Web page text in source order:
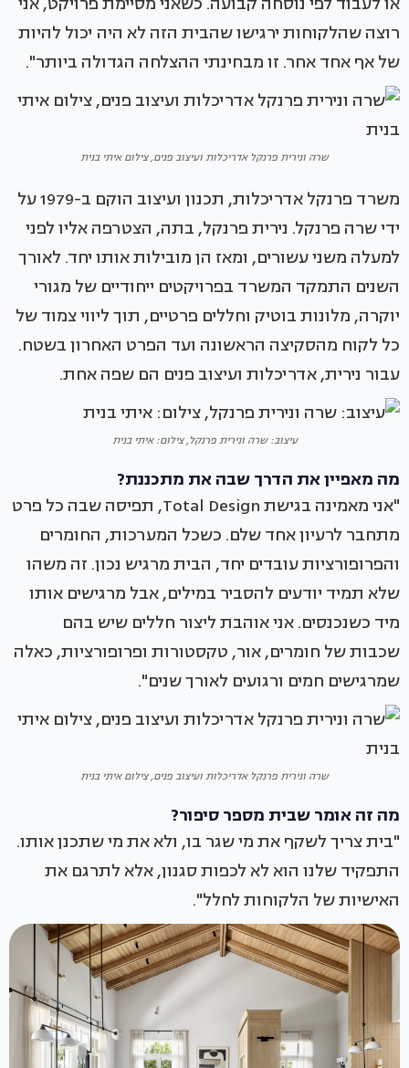
רוצה שהלקוחות ירגישו שהבית הזה לא היה יכול להיות
של אף אחד אחר. זו מבחינתי ההצלחה הגדולה ביותר".
שרה ונירית פרנקל אדריכלות ועיצוב פנים, צילום איתי בנית
משרד פרנקל אדריכלות, תכנון ועיצוב הוקם ב-1979 על
ידי שרה פרנקל. נירית פרנקל, בתה, הצטרפה אליו לפני
למעלה משני עשורים, ומאז הן מובילות אותו יחד. לאורך
השנים התמקד המשרד בפרויקטים ייחודיים של מגורי
יוקרה, מלונות בוטיק וחללים פרטיים, תוך ליווי צמוד של
כל לקוח מהסקיצה הראשונה ועד הפרט האחרון בשטח.
עבור נירית, אדריכלות ועיצוב פנים הם שפה אחת.
עיצוב: שרה ונירית פרנקל, צילום: איתי בנית
מה מאפיין את הדרך שבה את מתכננת?
"אני מאמינה בגישת Total Design, תפיסה שבה כל פרט
מתחבר לרעיון אחד שלם. כשכל המערכות, החומרים
והפרופורציות עובדים יחד, הבית מרגיש נכון. זה משהו
שלא תמיד יודעים להסביר במילים, אבל מרגישים אותו
מיד כשנכנסים. אני אוהבת ליצור חללים שיש בהם
שכבות של חומרים, אור, טקסטורות ופרופורציות, כאלה
שמרגישים חמים ורגועים לאורך שנים".
שרה ונירית פרנקל אדריכלות ועיצוב פנים, צילום איתי בנית
מה זה אומר שבית מספר סיפור?
"בית צריך לשקף את מי שגר בו, ולא את מי שתכנן אותו.
התפקיד שלנו הוא לא לכפות סגנון, אלא לתרגם את
האישיות של הלקוחות לחלל".